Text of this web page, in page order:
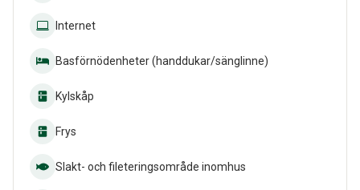
Internet
Basförnödenheter (handdukar/sänglinne)
Kylskåp
Frys
Slakt- och fileteringsområde inomhus